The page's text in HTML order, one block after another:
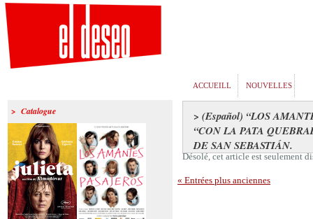
ACCUEILL NOUVELLES
> Catalogue
> (Español) “LOS
“CON LA PATA
DE SAN SEBASTIÁN.
Désolé, cet article est seulement
« Entrées plus anciennes